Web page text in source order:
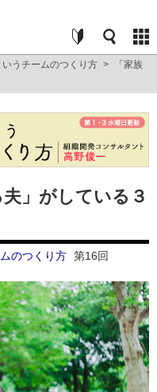
いうチームのつくり方 >
「家族
夫」がしている３
のつくり方 第16回